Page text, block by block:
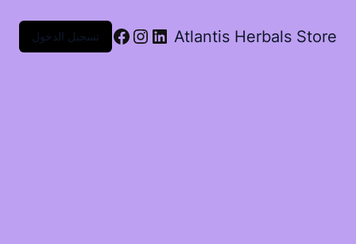
Atlantis Herbals Store تسجيل الدخول